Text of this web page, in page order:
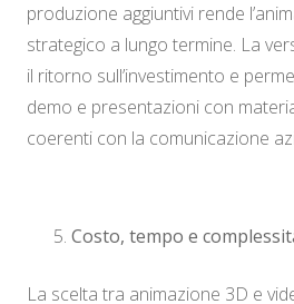
produzione aggiuntivi rende
strategico a lungo termine. La
il ritorno sull’investimento e
demo e presentazioni con
coerenti con la comunicazione
Costo, tempo e
La scelta tra animazione 3D e